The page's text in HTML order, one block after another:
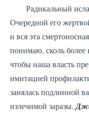
Радикальный
Очередной его
и вся эта
понимаю, сколь
чтобы наша власть
имитацией
занялась подлинной
излечимой заразы.